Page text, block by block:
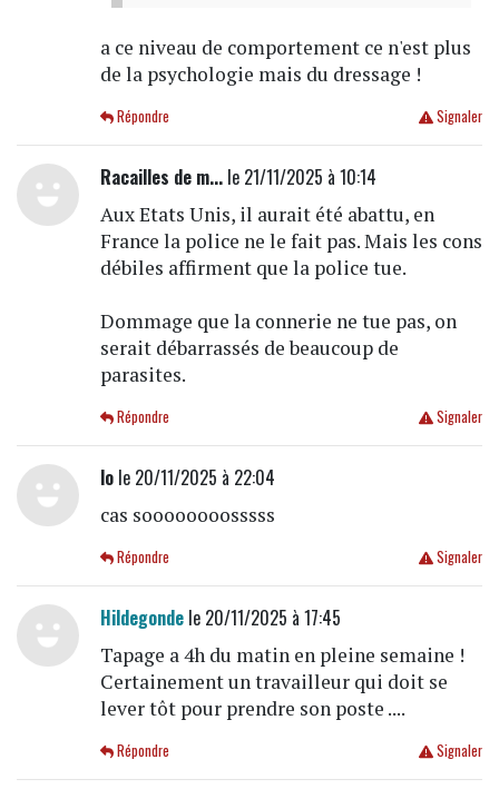
a ce niveau de comportement ce n'est plus
de la psychologie mais du dressage !
Signaler
Répondre
Racailles de m...le 21/11/2025 à 10:14
Aux Etats Unis, il aurait été abattu, en
France la police ne le fait pas. Mais les cons
débiles affirment que la police tue.
Dommage que la connerie ne tue pas, on
serait débarrassés de beaucoup de
parasites.
Signaler
Répondre
lole 20/11/2025 à 22:04
cas soooooooosssss
Signaler
Répondre
Hildegondele 20/11/2025 à 17:45
Tapage a 4h du matin en pleine semaine !
Certainement un travailleur qui doit se
lever tôt pour prendre son poste ....
Signaler
Répondre